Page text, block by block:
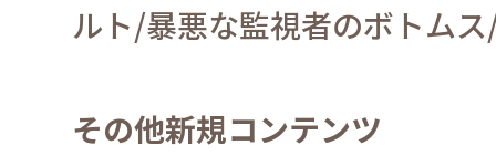
ルト/暴悪な監視者のボトムス
その他新規コンテンツ